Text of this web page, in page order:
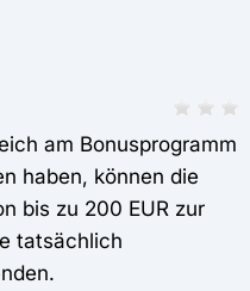
am Bonusprogramm
haben, können die
bis zu 200 EUR zur
tatsächlich